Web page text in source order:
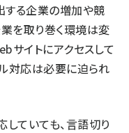
する企業の増加や競
を取り巻く環境は変
サイトにアクセスして
対応は必要に迫られ
ていても、言語切り